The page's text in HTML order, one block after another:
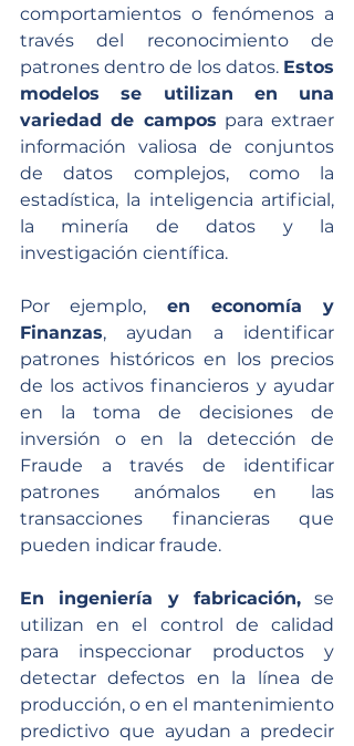
comportamientos o fenómenos a
través del reconocimiento de
patrones dentro de los datos. Estos
modelos se utilizan en una
variedad de campos para extraer
información valiosa de conjuntos
de datos complejos, como la
estadística, la inteligencia artificial,
la minería de datos y la
investigación científica.
Por ejemplo, en economía y
Finanzas, ayudan a identificar
patrones históricos en los precios
de los activos financieros y ayudar
en la toma de decisiones de
inversión o en la detección de
Fraude a través de identificar
patrones anómalos en las
transacciones financieras que
pueden indicar fraude.
En ingeniería y fabricación, se
utilizan en el control de calidad
para inspeccionar productos y
detectar defectos en la línea de
producción, o en el mantenimiento
predictivo que ayudan a predecir